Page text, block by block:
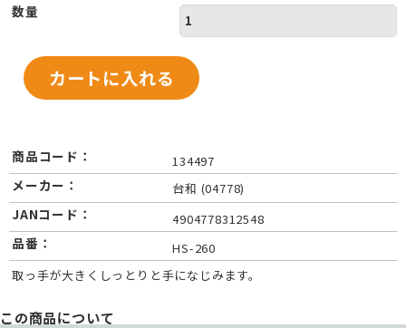
数量
商品コード： 134497
メーカー： 台和 (04778)
JANコード： 4904778312548
品番：
HS-260
取っ手が大きくしっとりと手になじみます。
この商品について